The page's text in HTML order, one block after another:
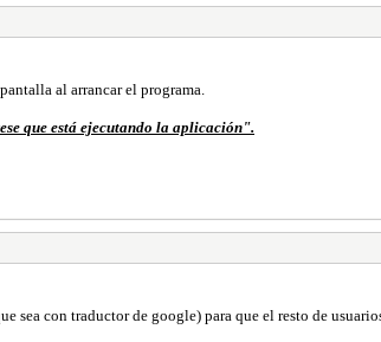
al arrancar el programa.
que está ejecutando la aplicación".
sea con traductor de google) para que el resto de